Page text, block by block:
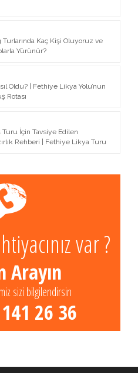
Kaç Kişi Oluyoruz ve
Yürünür?
Oldu? | Fethiye Likya Yolu’nun
Rotası
İçin Tavsiye Edilen
Rehberi | Fethiye Likya Turu
var ?
Arayın
sizi bilgilendirsin
26 36